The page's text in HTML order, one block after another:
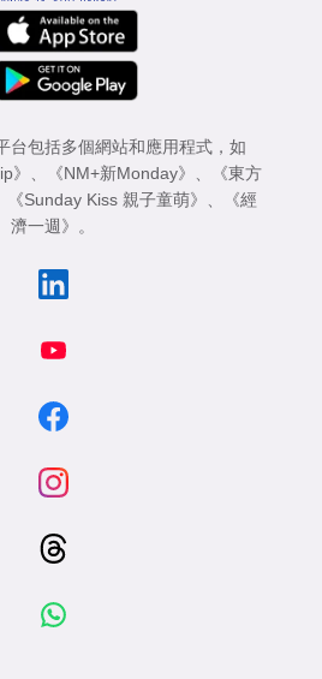
台包括多個網站和應用程式，如
》 《NM+新Monday》
《東方
《Sunday Kiss 親子童萌》
《經
濟一週》
。